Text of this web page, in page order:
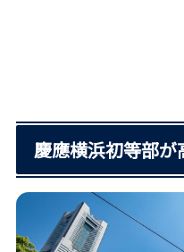
慶應横浜初等部